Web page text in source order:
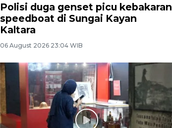
Polisi duga genset picu kebakaran
speedboat di Sungai Kayan
Kaltara
06 August 2026 23:04 WIB